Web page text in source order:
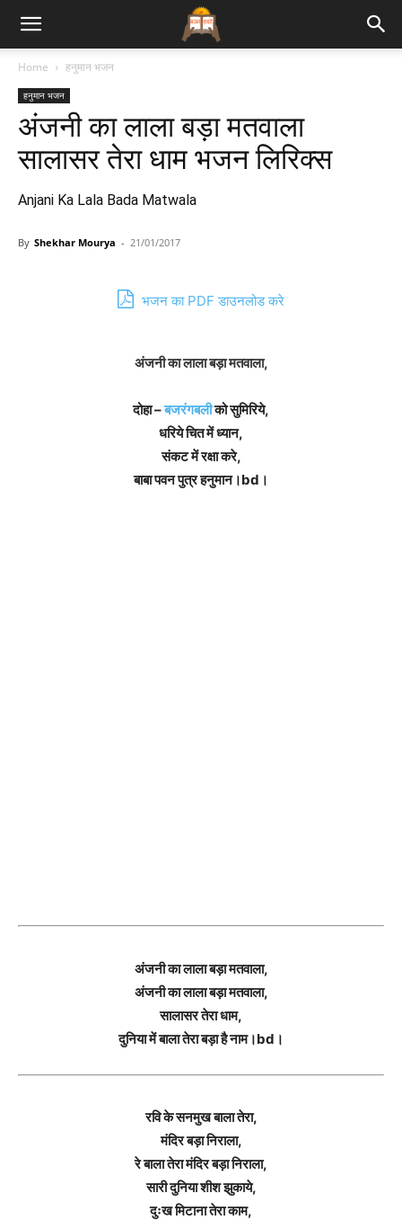
Bhajan
Lyrics
Home हनुमान भजन
हनुमान भजन
अंजनी का लाला बड़ा मतवाला
सालासर तेरा धाम भजन लिरिक्स
Anjani Ka Lala Bada Matwala
By Shekhar Mourya - 21/01/2017
भजन का PDF डाउनलोड करे
अंजनी का लाला बड़ा मतवाला,
दोहा –बजरंगबलीको सुमिरिये,
धरिये चित में ध्यान,
संकट में रक्षा करे,
बाबा पवन पुत्र हनुमान।bd।
अंजनी का लाला बड़ा मतवाला,
अंजनी का लाला बड़ा मतवाला,
सालासर तेरा धाम,
दुनिया में बाला तेरा बड़ा है नाम।bd।
रवि के सनमुख बाला तेरा,
मंदिर बड़ा निराला,
रे बाला तेरा मंदिर बड़ा निराला,
सारी दुनिया शीश झुकाये,
दुःख मिटाना तेरा काम,